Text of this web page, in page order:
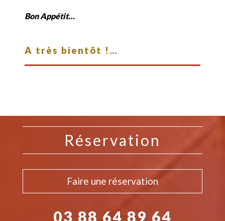
Bon Appétit…
A très bientôt !…
Réservation
Faire une réservation
03 88 64 89 64